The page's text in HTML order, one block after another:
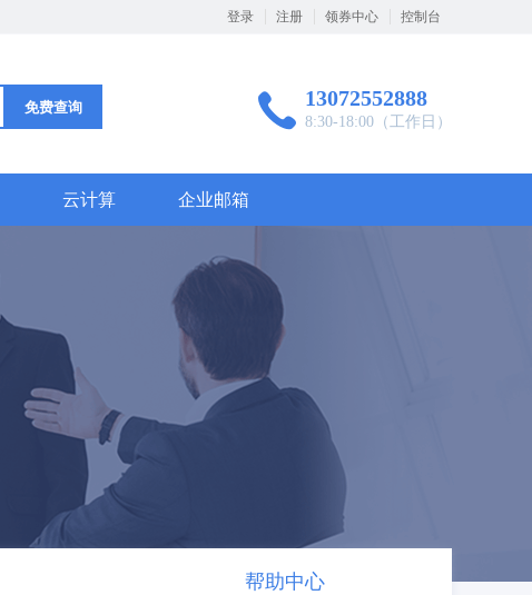
登录 注册 领券中心 控制台
免费查询 13072552888
8:30-18:00（工作日）
云计算 企业邮箱
帮助中心